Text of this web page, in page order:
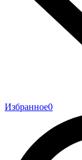
Избранное0